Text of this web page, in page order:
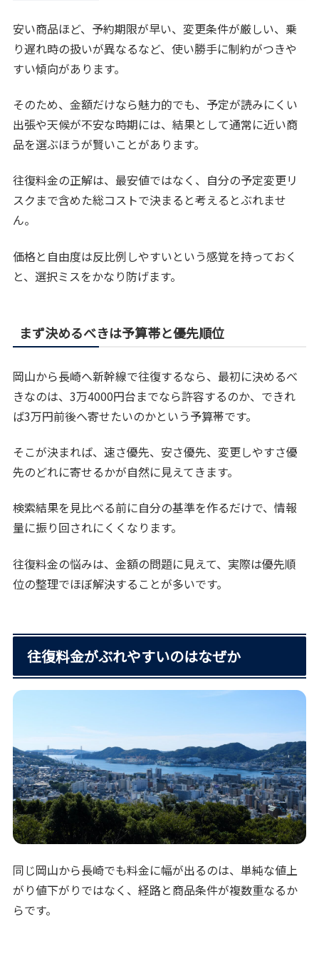
安い商品ほど、予約期限が早い、変更条件が厳しい、乗
り遅れ時の扱いが異なるなど、使い勝手に制約がつきや
すい傾向があります。
そのため、金額だけなら魅力的でも、予定が読みにくい
出張や天候が不安な時期には、結果として通常に近い商
品を選ぶほうが賢いことがあります。
往復料金の正解は、最安値ではなく、自分の予定変更リ
スクまで含めた総コストで決まると考えるとぶれませ
ん。
価格と自由度は反比例しやすいという感覚を持っておく
と、選択ミスをかなり防げます。
まず決めるべきは予算帯と優先順位
岡山から長崎へ新幹線で往復するなら、最初に決めるべ
きなのは、3万4000円台までなら許容するのか、できれ
ば3万円前後へ寄せたいのかという予算帯です。
そこが決まれば、速さ優先、安さ優先、変更しやすさ優
先のどれに寄せるかが自然に見えてきます。
検索結果を見比べる前に自分の基準を作るだけで、情報
量に振り回されにくくなります。
往復料金の悩みは、金額の問題に見えて、実際は優先順
位の整理でほぼ解決することが多いです。
往復料金がぶれやすいのはなぜか
同じ岡山から長崎でも料金に幅が出るのは、単純な値上
がり値下がりではなく、経路と商品条件が複数重なるか
らです。